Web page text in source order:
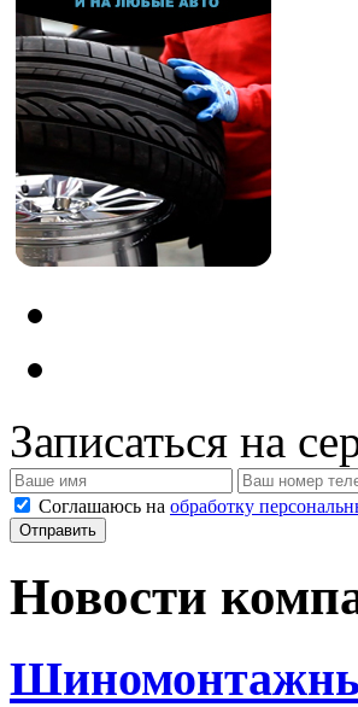
Записаться на
Соглашаюсь на обработку
Новости